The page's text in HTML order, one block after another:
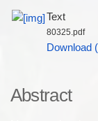
Text
80325.pdf
Download
Abstract